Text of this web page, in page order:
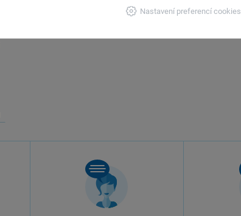
Nastavení preferencí cookies